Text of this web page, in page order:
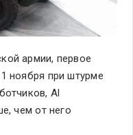
армии, первое
ноября при штурме
Al
чем от него